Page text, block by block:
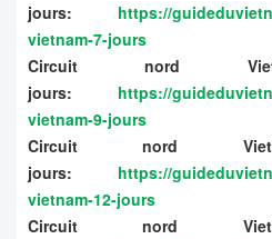
jours: https://
vietnam-7-jours
Circuit nord
jours: https://
vietnam-9-jours
Circuit nord
jours: https://
vietnam-12-jours
Circuit nord